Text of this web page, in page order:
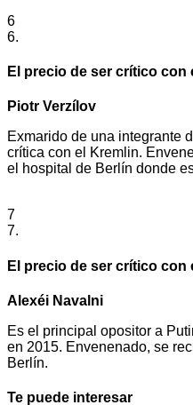
6
6.
El precio de ser crítico con
Piotr Verzílov
Exmarido de una integrante
crítica con el Kremlin.
el hospital de Berlín donde
7
7.
El precio de ser crítico con
Alexéi Navalni
Es el principal opositor a
en 2015. Envenenado, se
Berlín.
Te puede interesar